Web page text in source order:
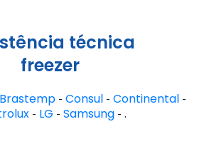
técnica
freezer
Brastemp - Consul - Continental -
- LG - Samsung- .